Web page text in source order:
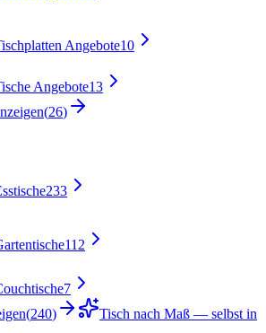
Angebote10
Angebote13
(26)
233
112
7
(240)
Tisch nach Maß — selbst in